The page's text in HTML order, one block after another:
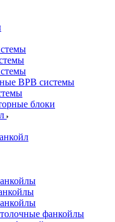
ВРВ системы
блоки
фанкойлы